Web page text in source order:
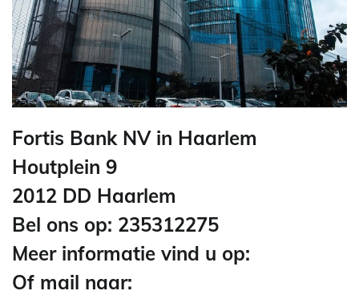
Fortis Bank NV in Haarlem
Houtplein 9
2012 DD Haarlem
Bel ons op: 235312275
Meer informatie vind u op:
Of mail naar: